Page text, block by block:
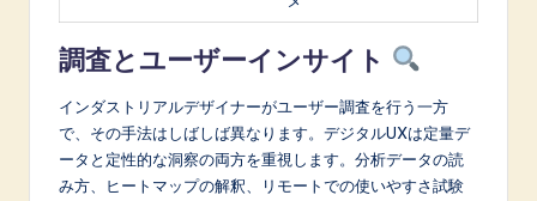
調査とユーザーインサイト
インダストリアルデザイナーがユーザー調査を行う一方
で、その手法はしばしば異なります。デジタルUXは定量デ
ータと定性的な洞察の両方を重視します。分析データの読
み方、ヒートマップの解釈、リモートでの使いやすさ試験